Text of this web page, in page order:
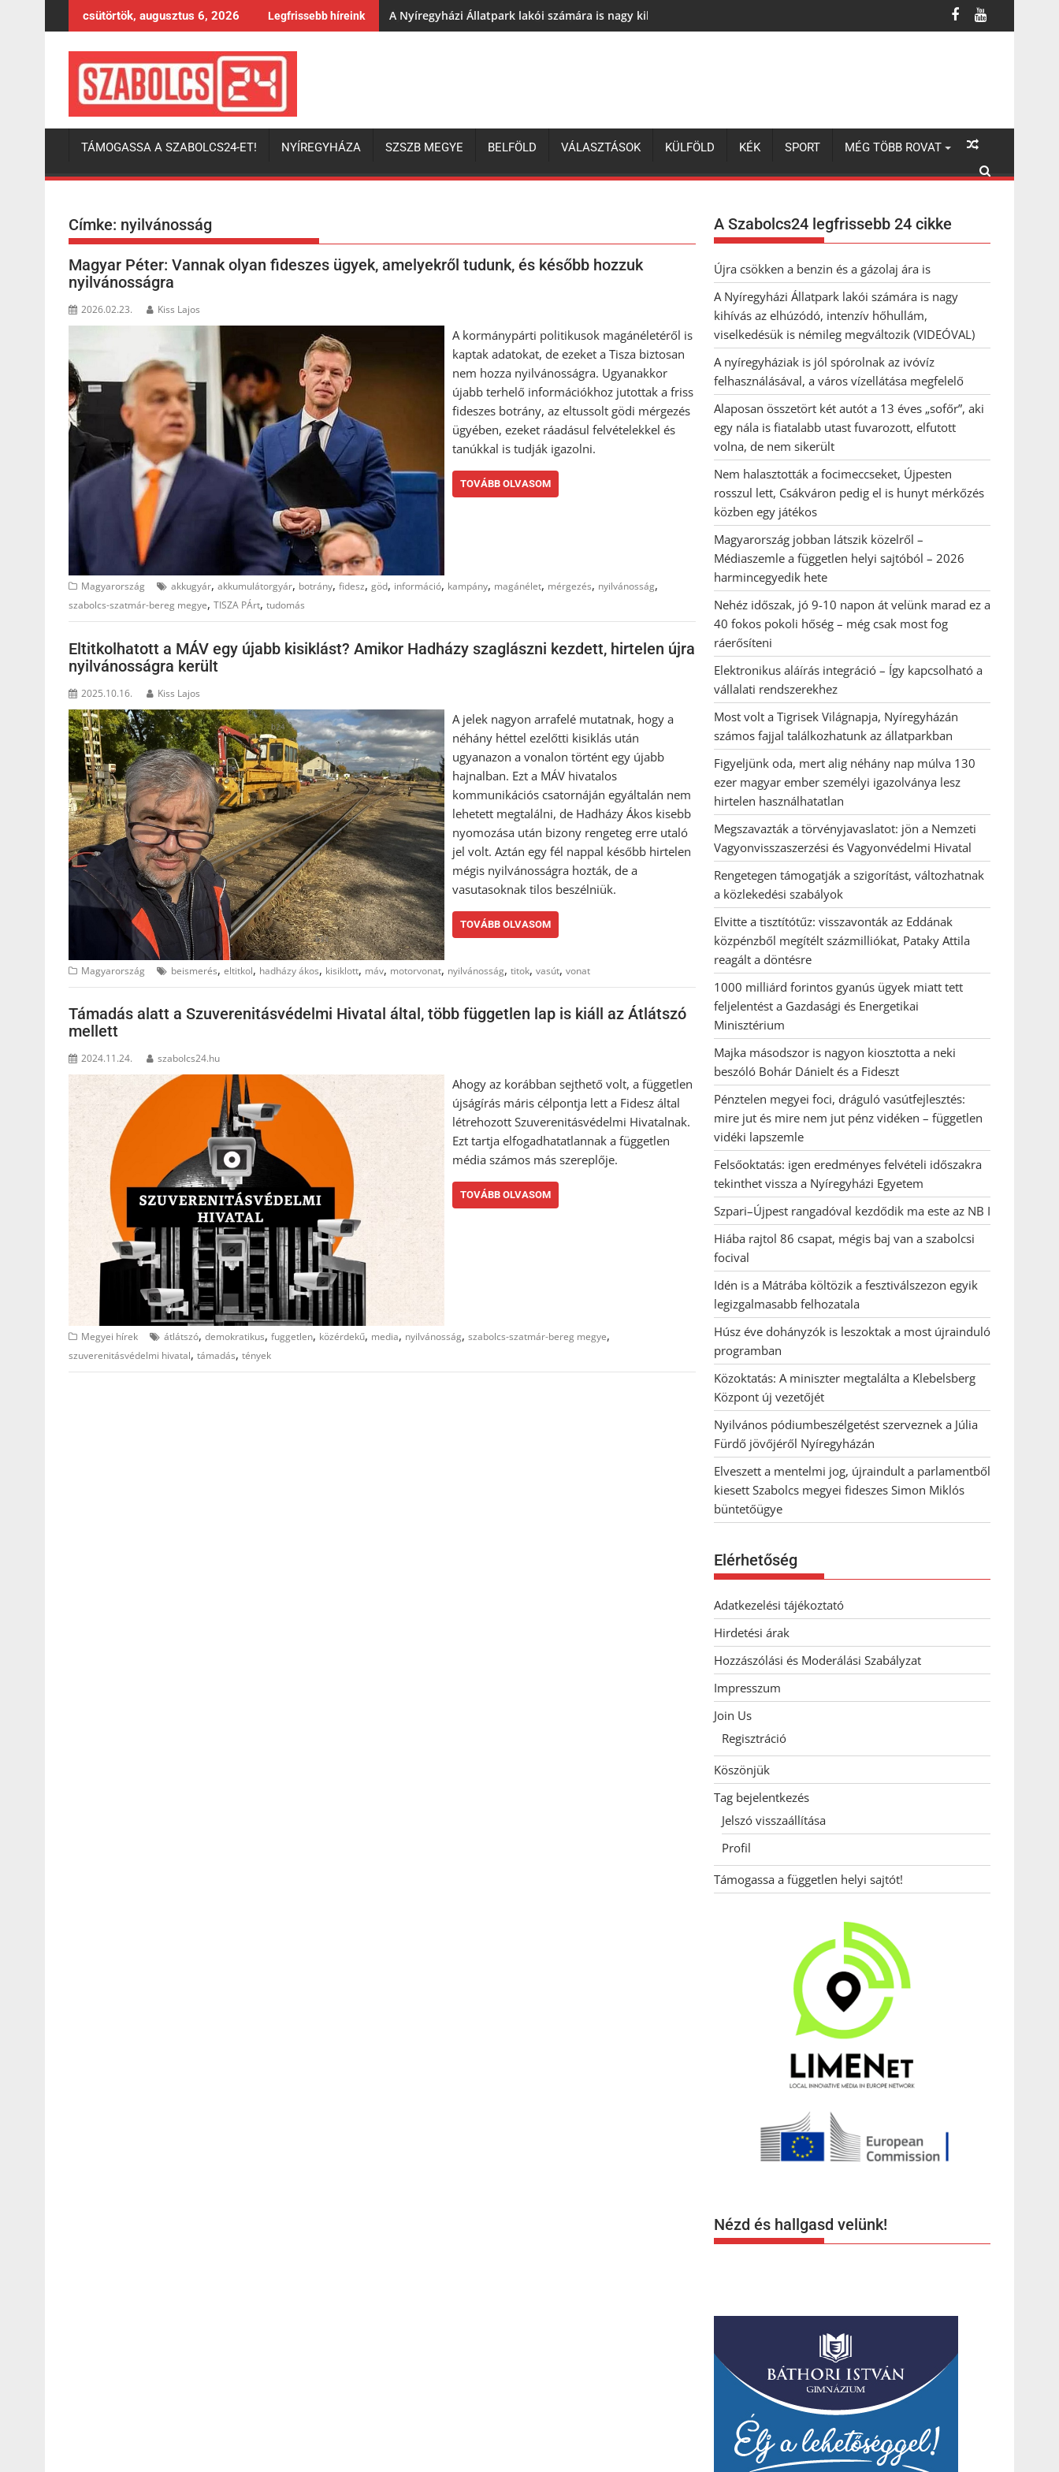
to
csütörtök, augusztus 6, 2026 Legfrissebb híreink A Nyíregyházi Állatpark lakói számára is nagy kihívás az elhúzódó, intenzív hőhullám, viselkedésük is némileg megváltozik
TÁMOGASSA A SZABOLCS24-ET! NYÍREGYHÁZA SZSZB MEGYE BELFÖLD VÁLASZTÁSOK KÜLFÖLD KÉK SPORT MÉG TÖBB ROVAT
Címke: nyilvánosság
Magyar Péter: Vannak olyan fideszes ügyek, amelyekről tudunk, és később hozzuk
nyilvánosságra
2026.02.23. Kiss Lajos
A kormánypárti politikusok magánéletéről is
kaptak adatokat, de ezeket a Tisza biztosan
nem hozza nyilvánosságra. Ugyanakkor
újabb terhelő információkhoz jutottak a friss
fideszes botrány, az eltussolt gödi mérgezés
ügyében, ezeket ráadásul felvételekkel és
tanúkkal is tudják igazolni.
TOVÁBB OLVASOM
Magyarország akkugyár, akkumulátorgyár, botrány, fidesz, göd, információ, kampány, magánélet, mérgezés, nyilvánosság,
szabolcs-szatmár-bereg megye, TISZA PÁrt, tudomás
Eltitkolhatott a MÁV egy újabb kisiklást? Amikor Hadházy szaglászni kezdett, hirtelen újra
nyilvánosságra került
2025.10.16. Kiss Lajos
A jelek nagyon arrafelé mutatnak, hogy a
néhány héttel ezelőtti kisiklás után
ugyanazon a vonalon történt egy újabb
hajnalban. Ezt a MÁV hivatalos
kommunikációs csatornáján egyáltalán nem
lehetett megtalálni, de Hadházy Ákos kisebb
nyomozása után bizony rengeteg erre utaló
jel volt. Aztán egy fél nappal később hirtelen
mégis nyilvánosságra hozták, de a
vasutasoknak tilos beszélniük.
TOVÁBB OLVASOM
Magyarország beismerés, eltitkol, hadházy ákos, kisiklott, máv, motorvonat, nyilvánosság, titok, vasút, vonat
Támadás alatt a Szuverenitásvédelmi Hivatal által, több független lap is kiáll az Átlátszó
mellett
2024.11.24. szabolcs24.hu
Ahogy az korábban sejthető volt, a független
újságírás máris célpontja lett a Fidesz által
létrehozott Szuverenitásvédelmi Hivatalnak.
Ezt tartja elfogadhatatlannak a független
média számos más szereplője.
TOVÁBB OLVASOM
Megyei hírek átlátszó, demokratikus, fuggetlen, közérdekű, media, nyilvánosság, szabolcs-szatmár-bereg megye,
szuverenitásvédelmi hivatal, támadás, tények
A Szabolcs24 legfrissebb 24 cikke
Újra csökken a benzin és a gázolaj ára is
A Nyíregyházi Állatpark lakói számára is nagy
kihívás az elhúzódó, intenzív hőhullám,
viselkedésük is némileg megváltozik (VIDEÓVAL)
A nyíregyháziak is jól spórolnak az ivóvíz
felhasználásával, a város vízellátása megfelelő
Alaposan összetört két autót a 13 éves „sofőr”, aki
egy nála is fiatalabb utast fuvarozott, elfutott
volna, de nem sikerült
Nem halasztották a focimeccseket, Újpesten
rosszul lett, Csákváron pedig el is hunyt mérkőzés
közben egy játékos
Magyarország jobban látszik közelről –
Médiaszemle a független helyi sajtóból – 2026
harmincegyedik hete
Nehéz időszak, jó 9-10 napon át velünk marad ez a
40 fokos pokoli hőség – még csak most fog
ráerősíteni
Elektronikus aláírás integráció – Így kapcsolható a
vállalati rendszerekhez
Most volt a Tigrisek Világnapja, Nyíregyházán
számos fajjal találkozhatunk az állatparkban
Figyeljünk oda, mert alig néhány nap múlva 130
ezer magyar ember személyi igazolványa lesz
hirtelen használhatatlan
Megszavazták a törvényjavaslatot: jön a Nemzeti
Vagyonvisszaszerzési és Vagyonvédelmi Hivatal
Rengetegen támogatják a szigorítást, változhatnak
a közlekedési szabályok
Elvitte a tisztítótűz: visszavonták az Eddának
közpénzből megítélt százmilliókat, Pataky Attila
reagált a döntésre
1000 milliárd forintos gyanús ügyek miatt tett
feljelentést a Gazdasági és Energetikai
Minisztérium
Majka másodszor is nagyon kiosztotta a neki
beszóló Bohár Dánielt és a Fideszt
Pénztelen megyei foci, dráguló vasútfejlesztés:
mire jut és mire nem jut pénz vidéken – független
vidéki lapszemle
Felsőoktatás: igen eredményes felvételi időszakra
tekinthet vissza a Nyíregyházi Egyetem
Szpari–Újpest rangadóval kezdődik ma este az NB I
Hiába rajtol 86 csapat, mégis baj van a szabolcsi
focival
Idén is a Mátrába költözik a fesztiválszezon egyik
legizgalmasabb felhozatala
Húsz éve dohányzók is leszoktak a most újrainduló
programban
Közoktatás: A miniszter megtalálta a Klebelsberg
Központ új vezetőjét
Nyilvános pódiumbeszélgetést szerveznek a Júlia
Fürdő jövőjéről Nyíregyházán
Elveszett a mentelmi jog, újraindult a parlamentből
kiesett Szabolcs megyei fideszes Simon Miklós
büntetőügye
Elérhetőség
Adatkezelési tájékoztató
Hirdetési árak
Hozzászólási és Moderálási Szabályzat
Impresszum
Join Us
Regisztráció
Köszönjük
Tag bejelentkezés
Jelszó visszaállítása
Profil
Támogassa a független helyi sajtót!
Nézd és hallgasd velünk!